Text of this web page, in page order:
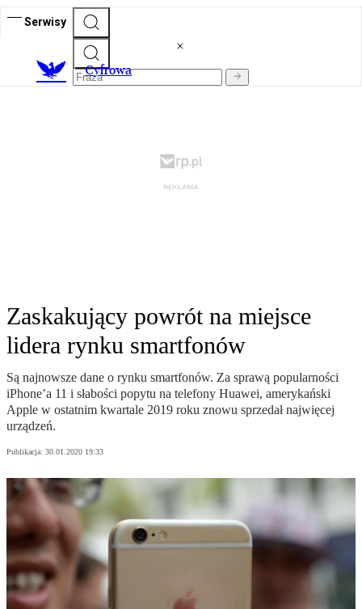
Serwisy
Cyfrowa
Zaskakujący powrót na miejsce
lidera rynku smartfonów
Są najnowsze dane o rynku smartfonów. Za sprawą popularności
iPhone’a 11 i słabości popytu na telefony Huawei, amerykański
Apple w ostatnim kwartale 2019 roku znowu sprzedał najwięcej
urządzeń.
Publikacja: 30.01.2020 19:33